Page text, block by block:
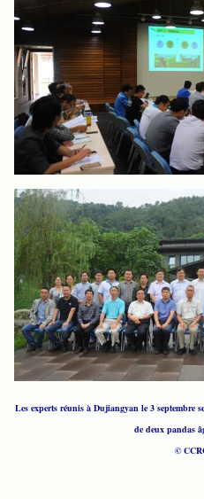
Les experts réunis à Dujiangyan le 3 septembre
de deux pandas
©